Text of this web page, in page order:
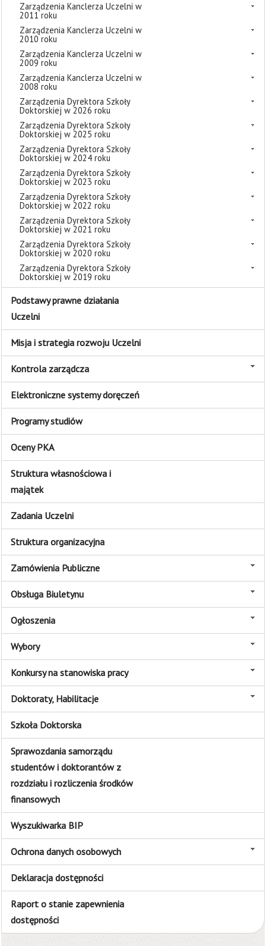
Zarządzenia Kanclerza Uczelni w
2011 roku
Zarządzenia Kanclerza Uczelni w
2010 roku
Zarządzenia Kanclerza Uczelni w
2009 roku
Zarządzenia Kanclerza Uczelni w
2008 roku
Zarządzenia Dyrektora Szkoły
Doktorskiej w 2026 roku
Zarządzenia Dyrektora Szkoły
Doktorskiej w 2025 roku
Zarządzenia Dyrektora Szkoły
Doktorskiej w 2024 roku
Zarządzenia Dyrektora Szkoły
Doktorskiej w 2023 roku
Zarządzenia Dyrektora Szkoły
Doktorskiej w 2022 roku
Zarządzenia Dyrektora Szkoły
Doktorskiej w 2021 roku
Zarządzenia Dyrektora Szkoły
Doktorskiej w 2020 roku
Zarządzenia Dyrektora Szkoły
Doktorskiej w 2019 roku
Podstawy prawne działania
Uczelni
Misja i strategia rozwoju Uczelni
Kontrola zarządcza
Elektroniczne systemy doręczeń
Programy studiów
Oceny PKA
Struktura własnościowa i
majątek
Zadania Uczelni
Struktura organizacyjna
Zamówienia Publiczne
Obsługa Biuletynu
Ogłoszenia
Wybory
Konkursy na stanowiska pracy
Doktoraty, Habilitacje
Szkoła Doktorska
Sprawozdania samorządu
studentów i doktorantów z
rozdziału i rozliczenia środków
finansowych
Wyszukiwarka BIP
Ochrona danych osobowych
Deklaracja dostępności
Raport o stanie zapewnienia
dostępności